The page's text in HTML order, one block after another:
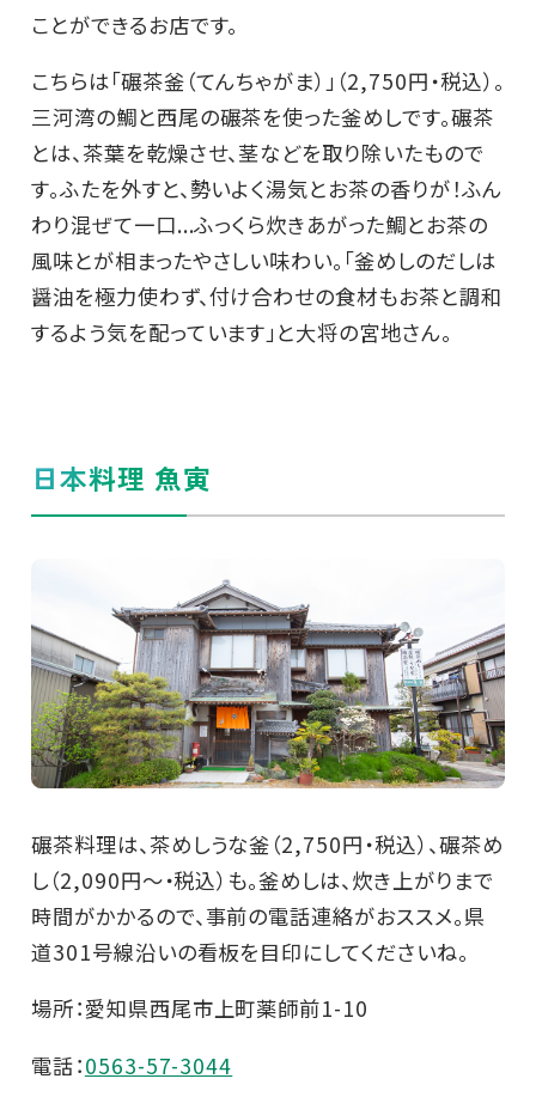
ことができるお店です。
こちらは「碾茶釜（てんちゃがま）」（2,750円・税込）。
三河湾の鯛と西尾の碾茶を使った釜めしです。碾茶
とは、茶葉を乾燥させ、茎などを取り除いたもので
す。ふたを外すと、勢いよく湯気とお茶の香りが！ふん
わり混ぜて一口...ふっくら炊きあがった鯛とお茶の
風味とが相まったやさしい味わい。「釜めしのだしは
醤油を極力使わず、付け合わせの食材もお茶と調和
するよう気を配っています」と大将の宮地さん。
日本料理 魚寅
碾茶料理は、茶めしうな釜（2,750円・税込）、碾茶め
し（2,090円～・税込）も。釜めしは、炊き上がりまで
時間がかかるので、事前の電話連絡がおススメ。県
道301号線沿いの看板を目印にしてくださいね。
場所：愛知県西尾市上町薬師前1-10
電話：0563-57-3044